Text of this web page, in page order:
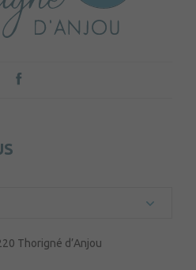
Thorigné d’Anjou